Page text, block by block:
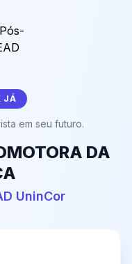
JÁ
em seu futuro.
DA
UninCor